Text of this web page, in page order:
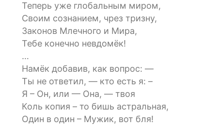
Теперь уже глобальным миром,
Своим сознанием, чрез тризну,
Законов Млечного и Мира,
Тебе конечно невдомёк!
…
Намёк добавив, как вопрос: —
Ты не ответил, — кто есть я: –
Я – Он, или — Она, — твоя
Коль копия – то бишь астральная,
Один в один – Мужик, вот бля!